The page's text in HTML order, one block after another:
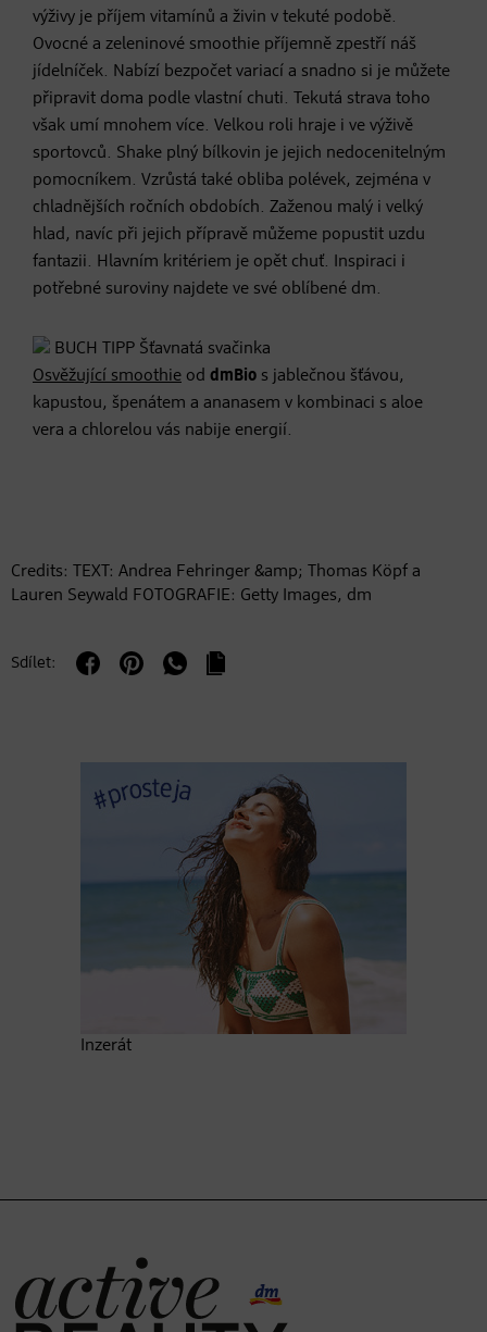
výživy je příjem vitamínů a živin v tekuté podobě.
Ovocné a zeleninové smoothie příjemně zpestří náš
jídelníček. Nabízí bezpočet variací a snadno si je můžete
připravit doma podle vlastní chuti. Tekutá strava toho
však umí mnohem více. Velkou roli hraje i ve výživě
sportovců. Shake plný bílkovin je jejich nedocenitelným
pomocníkem. Vzrůstá také obliba polévek, zejména v
chladnějších ročních obdobích. Zaženou malý i velký
hlad, navíc při jejich přípravě můžeme popustit uzdu
fantazii. Hlavním kritériem je opět chuť. Inspiraci i
potřebné suroviny najdete ve své oblíbené dm.
BUCH TIPP Šťavnatá svačinka
Osvěžující smoothie od dmBio s jablečnou šťávou,
kapustou, špenátem a ananasem v kombinaci s aloe
vera a chlorelou vás nabije energií.
Credits: TEXT: Andrea Fehringer &amp; Thomas Köpf a
Lauren Seywald FOTOGRAFIE: Getty Images, dm
Sdílet:
Inzerát